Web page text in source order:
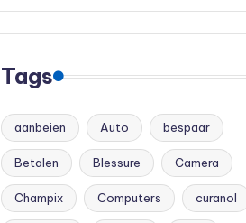
Tags
aanbeien Auto bespaar
Betalen Blessure Camera
Champix Computers curanol